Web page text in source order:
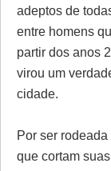
adeptos de
entre homens
partir dos anos
virou um
cidade.
Por ser
que cortam